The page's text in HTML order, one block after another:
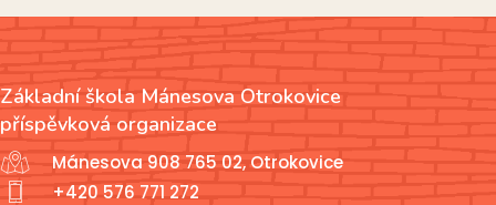
Základní škola Mánesova Otrokovice
příspěvková organizace
Mánesova 908 765 02, Otrokovice
+420 576 771 272